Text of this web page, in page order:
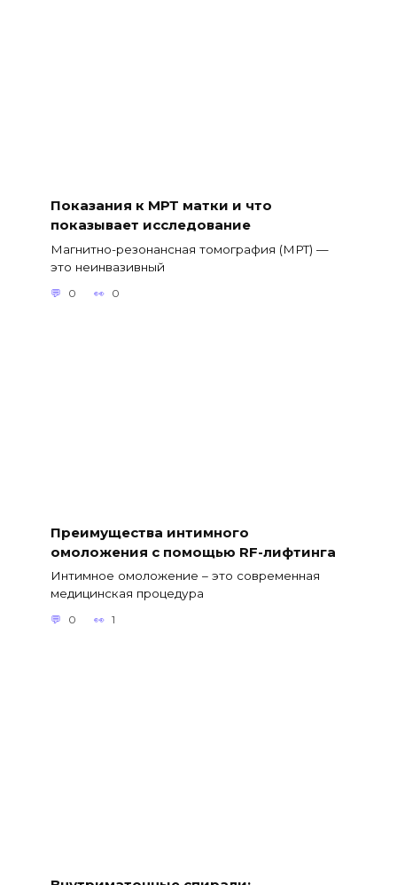
Показания к МРТ матки и что
показывает исследование
Магнитно-резонансная томография (МРТ) —
это неинвазивный
0 0
Преимущества интимного
омоложения с помощью RF-лифтинга
Интимное омоложение – это современная
медицинская процедура
0 1